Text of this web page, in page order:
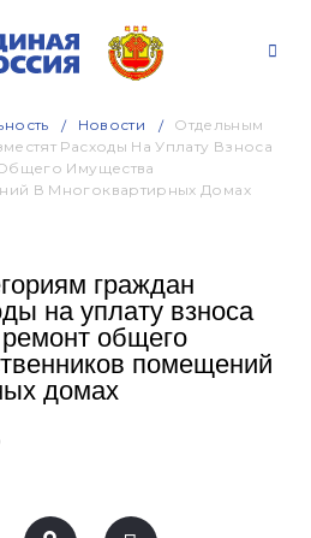
Новости
Отдельным
Расходы На Уплату Взноса
Имущества
В Многоквартирных Домах
граждан
на уплату взноса
общего
помещений
домах